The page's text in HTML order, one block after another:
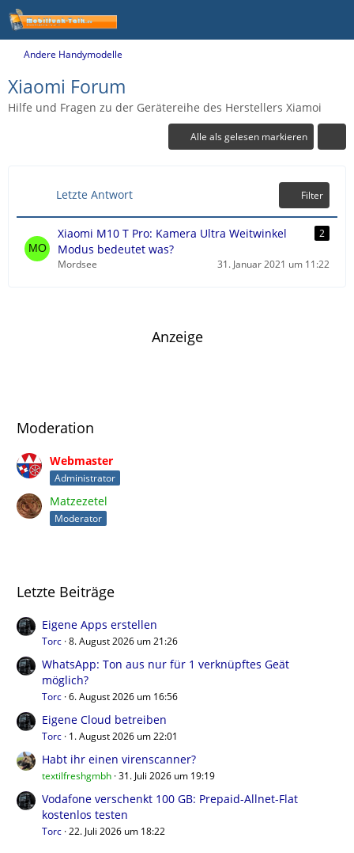
Andere Handymodelle
Xiaomi Forum
Hilfe und Fragen zu der Gerätereihe des Herstellers Xiamoi
Alle als gelesen markieren
Letzte Antwort Filter
Xiaomi M10 T Pro: Kamera Ultra Weitwinkel
Modus bedeutet was?
2
Mordsee 31. Januar 2021 um 11:22
Anzeige
Moderation
Webmaster
Administrator
Matzezetel
Moderator
Letzte Beiträge
Eigene Apps erstellen
Torc 8. August 2026 um 21:26
WhatsApp: Ton aus nur für 1 verknüpftes Geät
möglich?
Torc 6. August 2026 um 16:56
Eigene Cloud betreiben
Torc 1. August 2026 um 22:01
Habt ihr einen virenscanner?
textilfreshgmbh 31. Juli 2026 um 19:19
Vodafone verschenkt 100 GB: Prepaid-Allnet-Flat
kostenlos testen
Torc 22. Juli 2026 um 18:22